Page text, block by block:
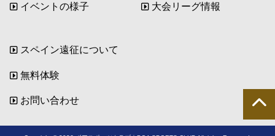
イベントの様子 大会リーグ情報
スペイン遠征について
無料体験
お問い合わせ